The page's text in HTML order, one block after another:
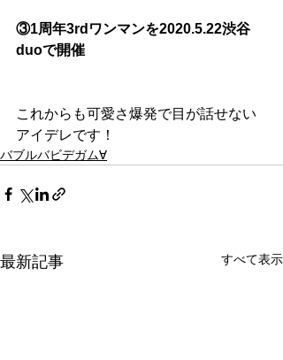
③1周年3rdワンマンを2020.5.22渋谷
duoで開催
これからも可愛さ爆発で目が話せない
アイデレです！
バブルバビデガム∀
最新記事 すべて表示